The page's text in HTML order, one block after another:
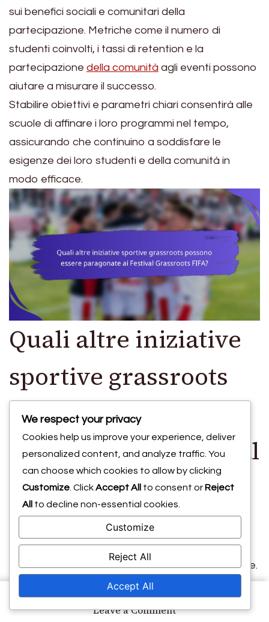
Leave a Commenton
sui benefici sociali e comunitari della
partecipazione. Metriche come il numero di
studenti coinvolti, i tassi di retention e la
partecipazione della comunità agli eventi possono
aiutare a misurare il successo.
Stabilire obiettivi e parametri chiari consentirà alle
scuole di affinare i loro programmi nel tempo,
assicurando che continuino a soddisfare le
esigenze dei loro studenti e della comunità in
modo efficace.
Quali altre iniziative
sportive grassroots
possono essere
paragonate ai Festival
Grassroots FIFA?
I Festival Grassroots FIFA possono essere
paragonati a varie iniziative sportive grassroots
che mirano a coinvolgere i giovani in attività fisiche.
Questi programmi si concentrano spesso sul
We respect your privacy
Cookies help us improve your experience, deliver
personalized content, and analyze traffic. You
can choose which cookies to allow by clicking
Customize . ClickAccept All to consent or Reject
All
to decline non-essential cookies.
Customize
Reject All
Accept All